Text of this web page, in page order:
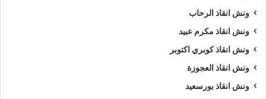
ونش انقاذ الرحاب
ونش انقاذ مكرم عبيد
ونش انقاذ كوبري اكتوبر
ونش انقاذ العجوزة
ونش انقاذ بورسعيد